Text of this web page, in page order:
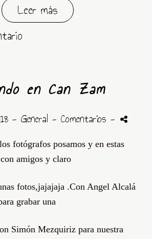
Leer más
en Can Zam
- General - Comentarios -
fotógrafos posamos y en estas
amigos y claro
fotos,jajajaja .Con Angel Alcalá
grabar una
Simón Mezquiriz para nuestra